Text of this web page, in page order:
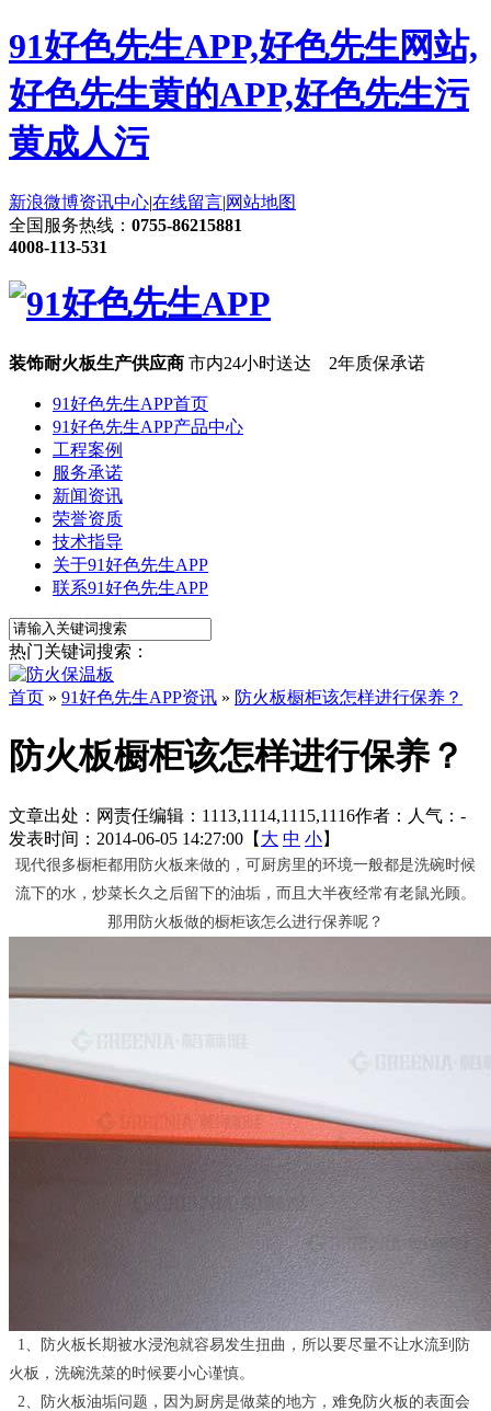
91好色先生APP,好色先生网站,
好色先生黄的APP,好色先生污
黄成人污
新浪微博资讯中心|在线留言|网站地图
全国服务热线： 0755-86215881
4008-113-531
装饰耐火板生产供应商 市内24小时送达 2年质保承诺
91好色先生APP首页
91好色先生APP产品中心
工程案例
服务承诺
新闻资讯
荣誉资质
技术指导
关于91好色先生APP
联系91好色先生APP
热门关键词搜索：
首页 » 91好色先生APP资讯 » 防火板橱柜该怎样进行保养？
防火板橱柜该怎样进行保养？
文章出处： 网责任编辑：1113,1114,1115,1116作者： 人气： -
发表时间：2014-06-05 14:27:00【 大 中 小】
现代很多橱柜都用防火板来做的，可厨房里的环境一般都是洗碗时候
流下的水，炒菜长久之后留下的油垢，而且大半夜经常有老鼠光顾。
那用防火板做的橱柜该怎么进行保养呢？
1
防火板长期被水浸泡就容易发生扭曲，所以要尽量不让水流到防
火板，洗碗洗菜的时候要小心谨慎。
2
防火板油垢问题，因为厨房是做菜的地方，难免防火板的表面会